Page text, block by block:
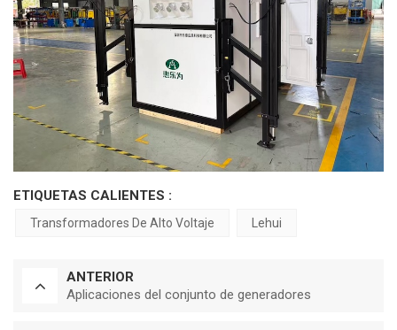
ETIQUETAS CALIENTES :
Transformadores De Alto Voltaje Lehui
ANTERIOR
Aplicaciones del conjunto de generadores